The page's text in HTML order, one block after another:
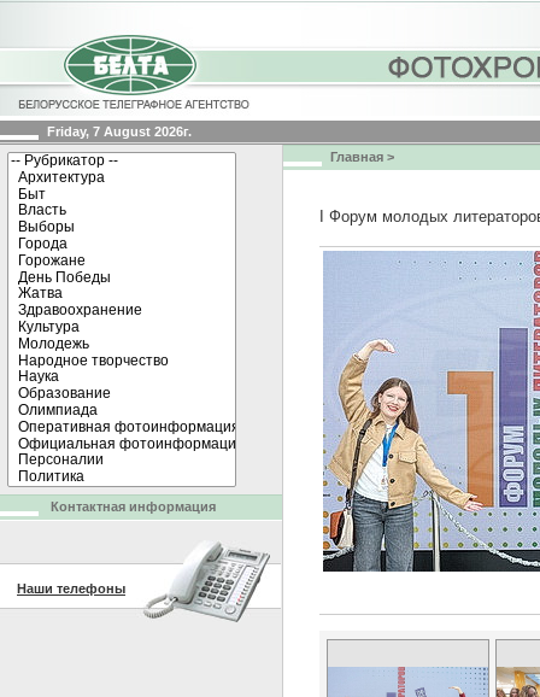
Friday, 7 August 2026г.
Главная >
I Форум молодых
Контактная информация
Наши телефоны